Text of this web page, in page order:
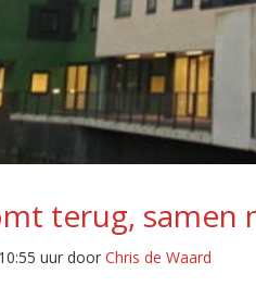
terug, samen
uur door Chris de Waard